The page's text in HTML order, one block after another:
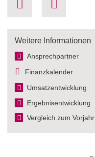
Weitere Informationen
Ansprechpartner
Finanzkalender
Umsatzentwicklung
Ergebnis­entwicklung
Vergleich zum Vorjahr